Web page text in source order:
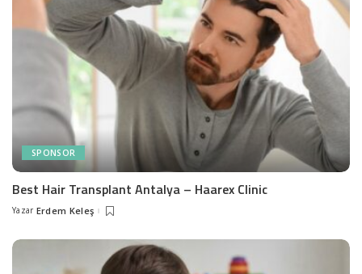
SPONSOR
Best Hair Transplant Antalya – Haarex Clinic
Posted
Yazar Erdem Keleş